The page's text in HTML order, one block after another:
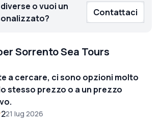
o vuoi un
Contattaci
Sorrento Sea Tours
a cercare, ci sono opzioni molto
stesso prezzo o a un prezzo
221 lug 2026